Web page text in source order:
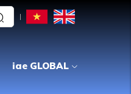
iae GLOBAL